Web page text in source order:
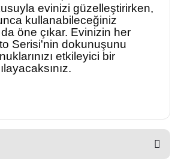
evinizi güzelleştirirken,
kullanabileceğiniz
da öne çıkar. Evinizin her
Serisi'nin dokunuşunu
etkileyici bir